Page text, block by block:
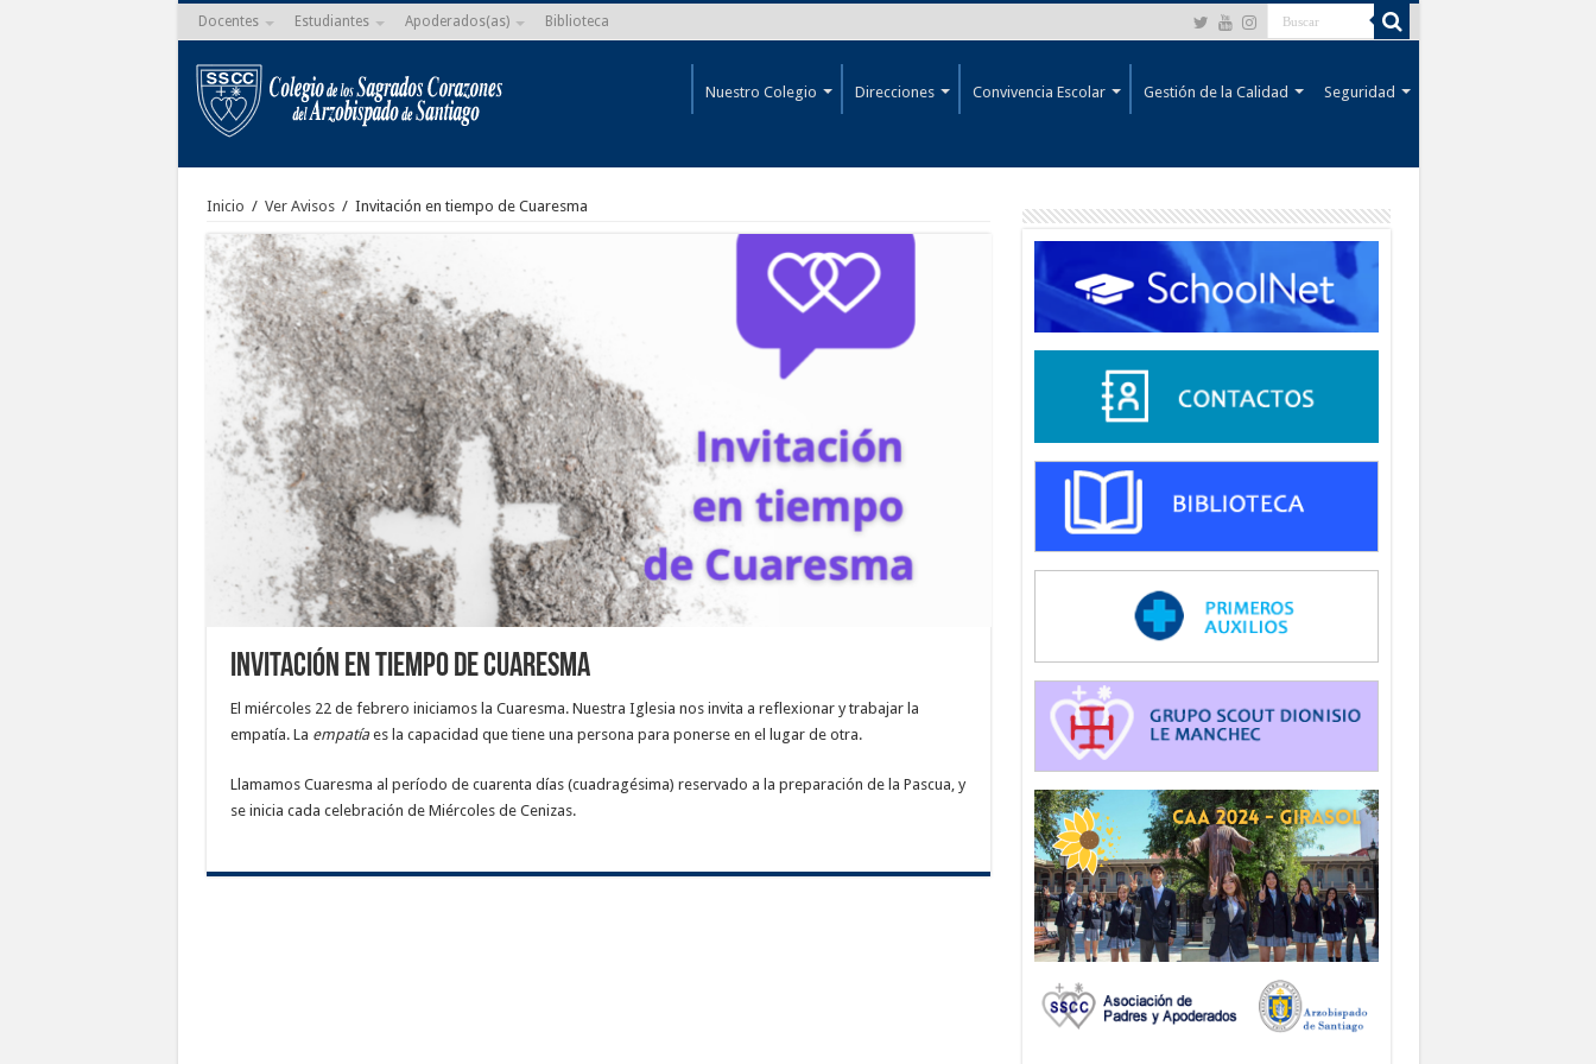
Docentes Estudiantes Apoderados(as) Biblioteca
Seguridad
Gestión de la Calidad
Convivencia Escolar
Direcciones
Nuestro Colegio
Inicio / Ver Avisos / Invitación en tiempo de Cuaresma
Invitación en tiempo de Cuaresma
El miércoles 22 de febrero iniciamos la Cuaresma. Nuestra Iglesia nos invita a reflexionar y trabajar la
empatía. La empatíaes la capacidad que tiene una persona para ponerse en el lugar de otra.
Llamamos Cuaresma al período de cuarenta días (cuadragésima) reservado a la preparación de la Pascua, y
se inicia cada celebración de Miércoles de Cenizas.